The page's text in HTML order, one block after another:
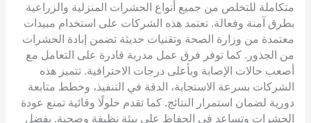
متكاملة للتخلص من جميع أنواع الحشرات المنزلية والزراعية
بطرق آمنة وفعالة. تعتمد هذه الشركات على استخدام مبيدات
معتمدة من وزارة الصحة وتقنيات حديثة تضمن إبادة الحشرات
من الجذور. كما توفر فرق عمل مدربة قادرة على التعامل مع
أصعب حالات الإصابة وبأعلى درجات الاحترافية. تتميز هذه
الشركات بسرعة الاستجابة، الدقة في التنفيذ، وخطط متابعة
دورية لضمان استمرار النتائج. كما تقدم حلولًا وقائية تمنع عودة
الحشرات وتساعد في الحفاظ على بيئة نظيفة وصحية. بفضل